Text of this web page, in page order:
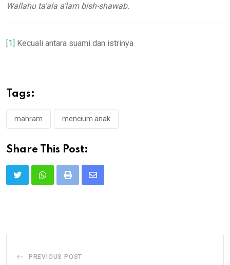
Wallahu ta’ala a’lam bish-shawab.
[1] Kecuali antara suami dan istrinya
Tags:
mahram mencium anak
Share This Post:
Print
Share
PREVIOUS POST